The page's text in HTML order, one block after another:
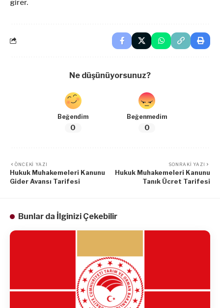
girer.
Ne düşünüyorsunuz?
Beğendim
0
Beğenmedim
0
ÖNCEKI YAZI
Hukuk Muhakemeleri Kanunu
Gider Avansı Tarifesi
SONRAKI YAZI
Hukuk Muhakemeleri Kanunu
Tanık Ücret Tarifesi
Bunlar da İlginizi Çekebilir